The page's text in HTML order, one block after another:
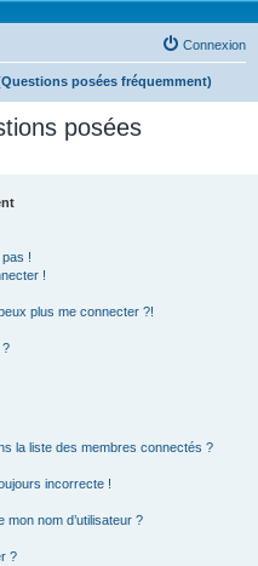
Connexion
posées fréquemment)
posées
pas !
!
plus me connecter ?!
?
la liste des membres connectés ?
incorrecte !
nom d’utilisateur ?
?